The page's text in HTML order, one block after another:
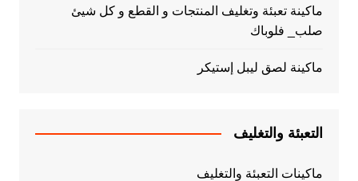
ماكينة تعبئة وتغليف المنتجات و القطع و كل شيئ
صلب_ فلوباك
ماكينة لصق ليبل إستيكر
التعبئة والتغليف
ماكينات التعبئة والتغليف